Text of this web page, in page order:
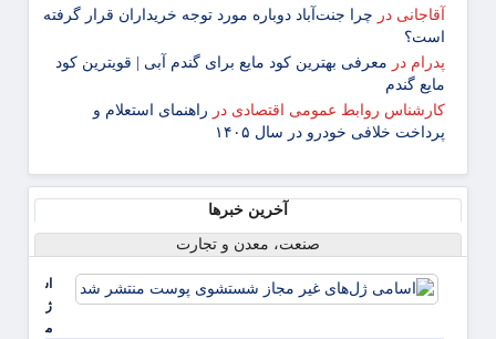
آقاجانی در چرا جنت‌آباد دوباره مورد توجه خریداران قرار گرفته
است؟
پدرام در معرفی بهترین کود مایع برای گندم آبی | قویترین کود
مایع گندم
کارشناس روابط عمومی اقتصادی در راهنمای استعلام و
پرداخت خلافی خودرو در سال ۱۴۰۵
آخرین خبرها
صنعت، معدن و تجارت
اسامی
ژل‌های
مجاز